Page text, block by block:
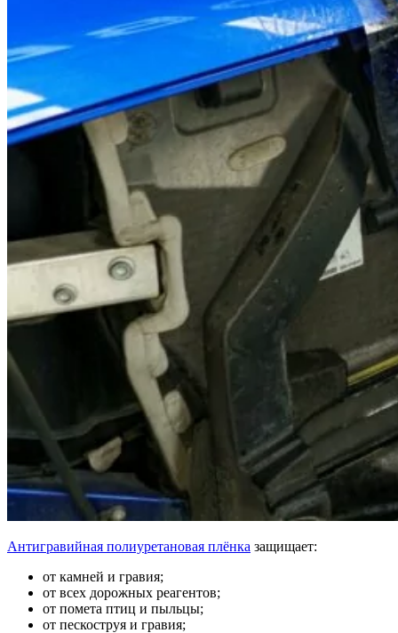
Антигравийная полиуретановая плёнка защищает:
от камней и гравия;
от всех дорожных реагентов;
от помета птиц и пыльцы;
от пескоструя и гравия;